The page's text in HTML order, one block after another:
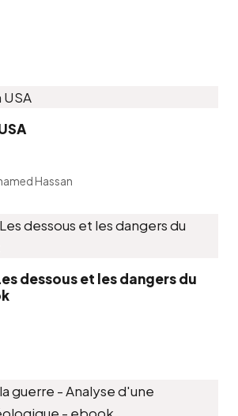
Hassan
dessous et les dangers du